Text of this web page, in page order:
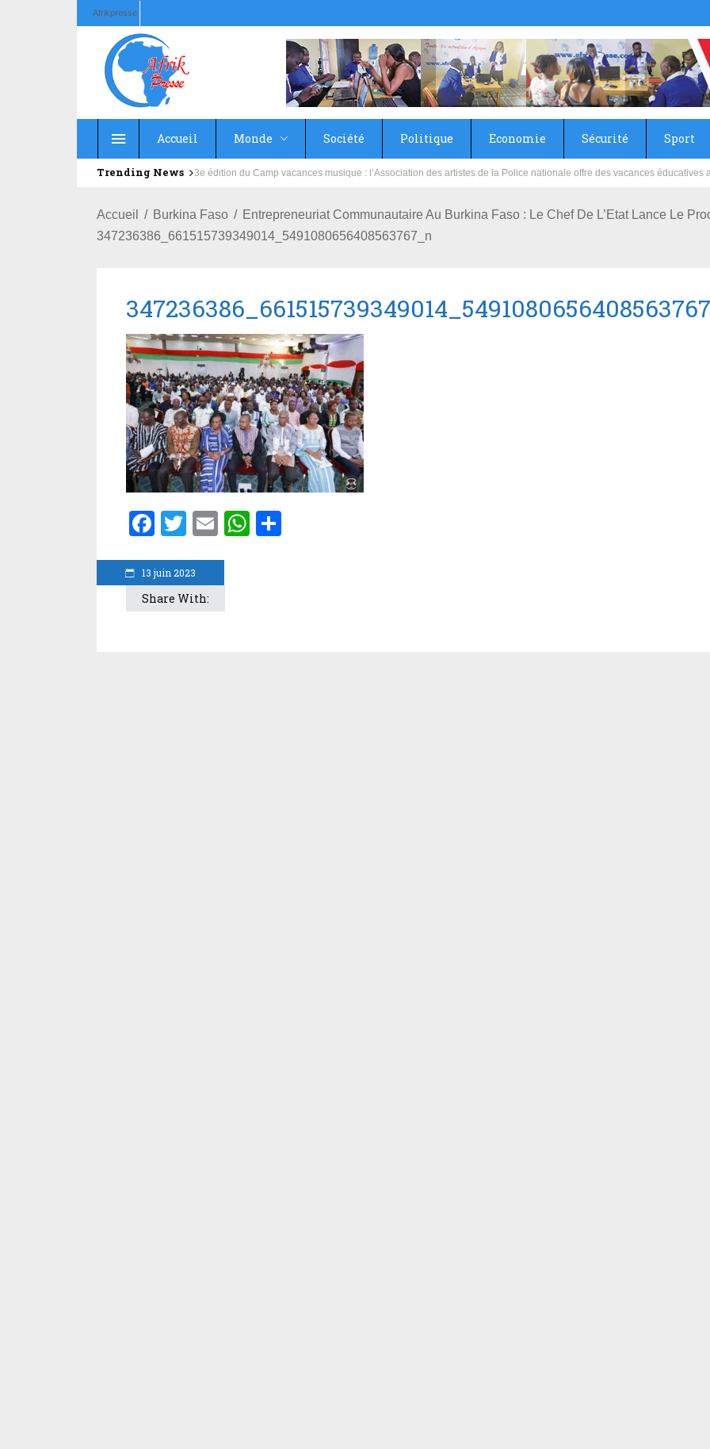
Afrikpresse
Accueil Monde Société Politique Economie Sécurité Sport
Trending News Education : la fédération de la Russie rénove les écoles primaire et collège du Camp Général Aboubacar Sangoulé
Accueil Burkina Faso
Entrepreneuriat Communautaire Au Burkina Faso : Le Chef De L’Etat Lance Le
347236386_661515739349014_5491080656408563767_n
13 juin 2023
Facebook
Twitter
EmailWhatsApp
Share With: